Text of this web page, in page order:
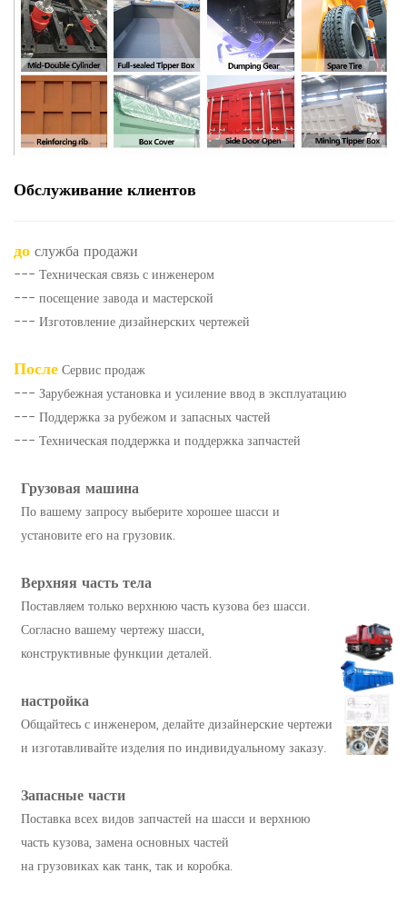
Обслуживание клиентов
дослужба продажи
--- Техническая связь с инженером
--- посещение завода и мастерской
--- Изготовление дизайнерских чертежей
ПослеСервис продаж
--- Зарубежная установка и усиление ввод в эксплуатацию
--- Поддержка за рубежом и запасных частей
--- Техническая поддержка и поддержка запчастей
Грузовая машина
По вашему запросу выберите хорошее шасси и
установите его на грузовик.
Верхняя часть тела
Поставляем только верхнюю часть кузова без шасси.
Согласно вашему чертежу шасси,
конструктивные функции деталей.
настройка
Общайтесь с инженером, делайте дизайнерские чертежи
и изготавливайте изделия по индивидуальному заказу.
Запасные части
Поставка всех видов запчастей на шасси и верхнюю
часть кузова, замена основных частей
на грузовиках как танк, так и коробка.